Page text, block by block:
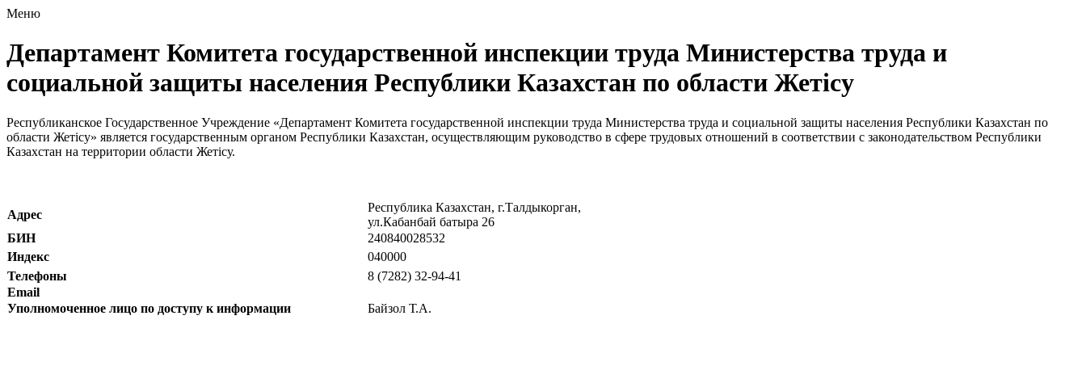
Меню
Департамент Комитета государственной инспекции труда Министерства труда и
социальной защиты населения Республики Казахстан по области Жетісу
Республиканское Государственное Учреждение «Департамент Комитета государственной инспекции труда Министерства труда и социальной защиты населения Республики Казахстан по
области Жетісу» является государственным органом Республики Казахстан, осуществляющим руководство в сфере трудовых отношений в соответствии с законодательством Республики
Казахстан на территории области Жетісу.
Адрес
Республика Казахстан, г.Талдыкорган,
ул.Кабанбай батыра 26
БИН
240840028532
Индекс
040000
Телефоны
8 (7282) 32-94-41
Email
Уполномоченное лицо по доступу к информации
Байзол Т.А.